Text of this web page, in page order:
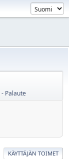
Palaute
KÄYTTÄJÄN TOIMET